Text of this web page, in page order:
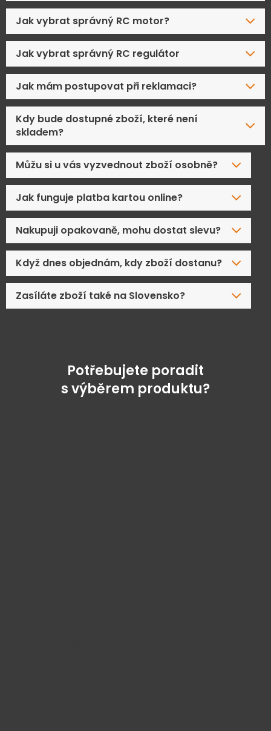
Jak vybrat správný RC motor?
Jak vybrat správný RC regulátor
Jak mám postupovat při reklamaci?
Kdy bude dostupné zboží, které není
skladem?
Můžu si u vás vyzvednout zboží osobně?
Jak funguje platba kartou online?
Nakupuji opakovaně, mohu dostat slevu?
Když dnes objednám, kdy zboží dostanu?
Zasíláte zboží také na Slovensko?
Potřebujete poradit
s výběrem produktu?